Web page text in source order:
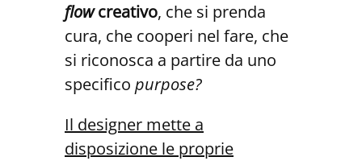
flowcreativo, che si prenda
cura, che cooperi nel fare, che
si riconosca a partire da uno
specifico purpose?
Il designer mette a
disposizione le proprie